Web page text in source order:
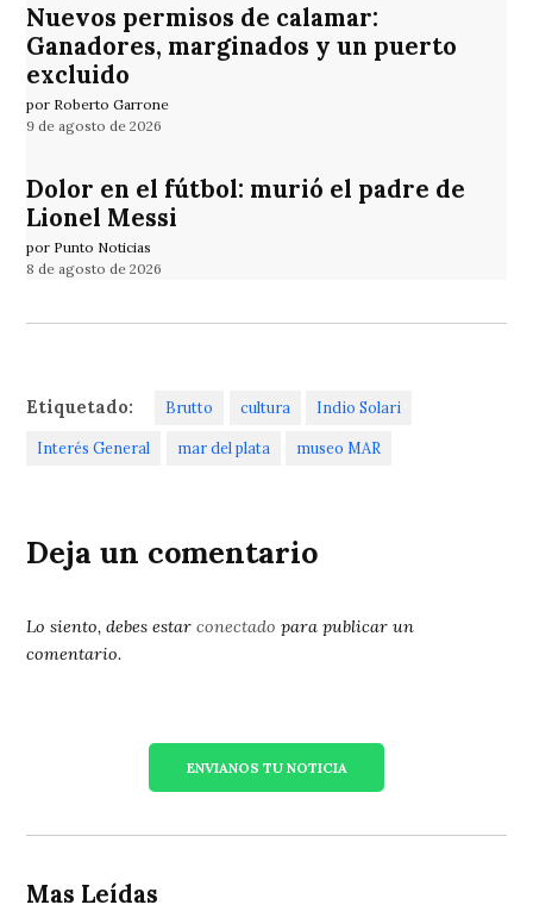
Nuevos permisos de calamar:
Ganadores, marginados y un puerto
excluido
por Roberto Garrone
9 de agosto de 2026
Dolor en el fútbol: murió el padre de
Lionel Messi
por Punto Noticias
8 de agosto de 2026
Etiquetado: Brutto cultura Indio Solari
Interés General mar del plata museo MAR
Deja un comentario
Lo siento, debes estarconectado para publicar un
comentario.
ENVIANOS TU NOTICIA
Mas Leídas